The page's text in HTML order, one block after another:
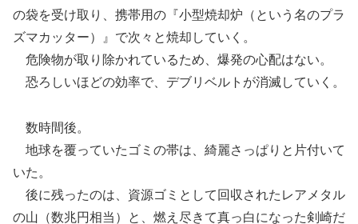
の袋を受け取り、携帯用の『小型焼却炉（という名のプラ
ズマカッター）』で次々と焼却していく。
危険物が取り除かれているため、爆発の心配はない。
恐ろしいほどの効率で、デブリベルトが消滅していく。
数時間後。
地球を覆っていたゴミの帯は、綺麗さっぱりと片付いて
いた。
後に残ったのは、資源ゴミとして回収されたレアメタル
の山（数兆円相当）と、燃え尽きて真っ白になった剣崎だ